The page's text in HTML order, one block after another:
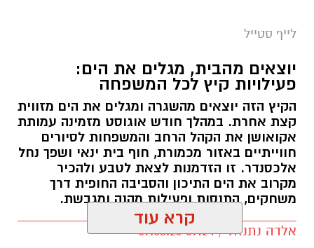
לייף סטייל
יוצאים מהבית, מגלים את הים:
פעילויות קיץ לכל המשפחה
הקיץ הזה יוצאים מהשגרה ומגלים את הים מזווית
קצת אחרת. במהלך חודש אוגוסט מזמינה עמותת
אקואושן את הקהל הרחב והמשפחות לסיורים
חווייתיים באזור מכמורת, חוף בית ינאי ושפך נחל
אלכסנדר. זו הזדמנות לצאת לטבע ולהכיר
מקרוב את הים התיכון והסביבה החופית דרך
משחקים, התנסות ופעילות מהנה ומגבשת.
אלדה נתנאל / 09:24 07.08.26
קרא עוד